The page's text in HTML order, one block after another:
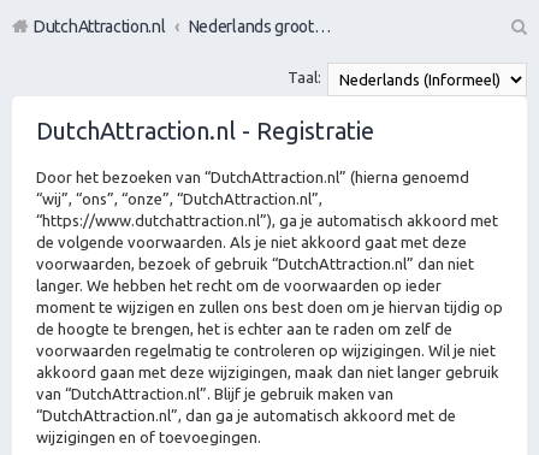
DutchAttraction.nl
Nederlands grootste Dutch Attraction, Lifestyle, Vrouwen versieren en Pick-Up (PUA) Forum
Z
oe
Taal:
DutchAttraction.nl - Registratie
Door het bezoeken van “DutchAttraction.nl” (hierna genoemd
“wij”, “ons”, “onze”, “DutchAttraction.nl”,
“https://www.dutchattraction.nl”), ga je automatisch akkoord met
de volgende voorwaarden. Als je niet akkoord gaat met deze
voorwaarden, bezoek of gebruik “DutchAttraction.nl” dan niet
langer. We hebben het recht om de voorwaarden op ieder
moment te wijzigen en zullen ons best doen om je hiervan tijdig op
de hoogte te brengen, het is echter aan te raden om zelf de
voorwaarden regelmatig te controleren op wijzigingen. Wil je niet
akkoord gaan met deze wijzigingen, maak dan niet langer gebruik
van “DutchAttraction.nl”. Blijf je gebruik maken van
“DutchAttraction.nl”, dan ga je automatisch akkoord met de
wijzigingen en of toevoegingen.